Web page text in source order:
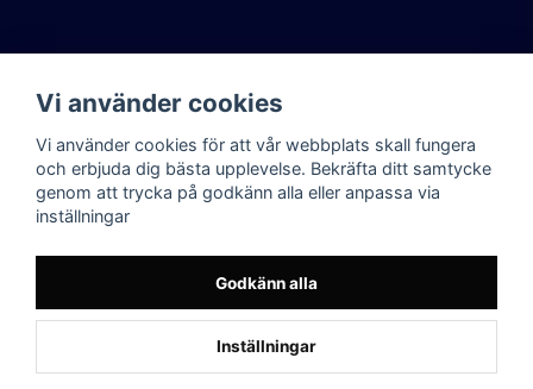
Powered by Nyehandel AB
Vi använder cookies
Vi använder cookies för att vår webbplats skall fungera
och erbjuda dig bästa upplevelse. Bekräfta ditt samtycke
genom att trycka på godkänn alla eller anpassa via
inställningar
Godkänn alla
Inställningar